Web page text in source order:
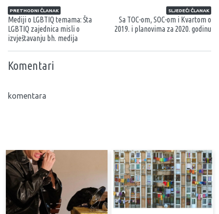
Navigacija članaka
PRETHODNI ČLANAK
Mediji o LGBTIQ temama: Šta
LGBTIQ zajednica misli o
izvještavanju bh. medija
SLJEDEĆI ČLANAK
Sa TOC-om, SOC-om i Kvartom o
2019. i planovima za 2020. godinu
Komentari
komentara